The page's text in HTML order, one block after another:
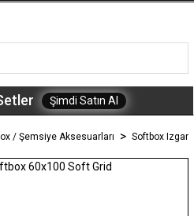
Şimdi Satın Al
/ Şemsiye Aksesuarları Softbox